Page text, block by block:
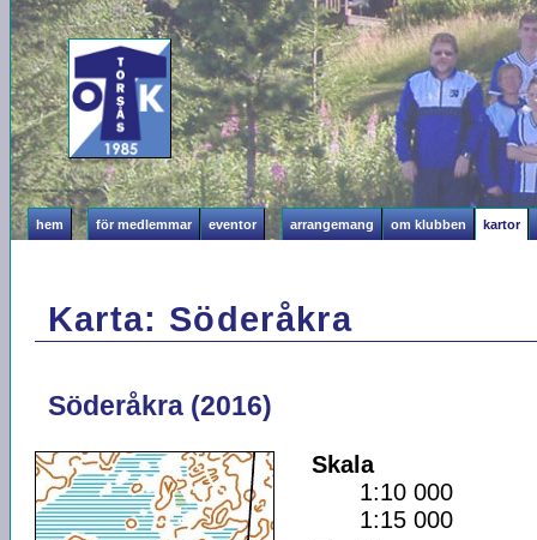
hem för medlemmar eventor arrangemang om klubben kartor
Karta: Söderåkra
Söderåkra (2016)
Skala
1:10 000
1:15 000